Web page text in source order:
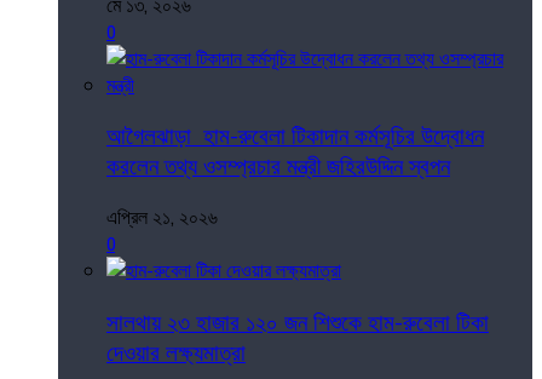
0
আগৈলঝাড়া হাম-রুবেলা টিকাদান কর্মসূচির উদ্বোধন
করলেন তথ্য ওসম্প্রচার মন্ত্রী জহিরউদ্দিন স্বপন
এপ্রিল ২১, ২০২৬
0
সালথায় ২৩ হাজার ১২০ জন শিশুকে হাম-রুবেলা টিকা
দেওয়ার লক্ষ্যমাত্রা